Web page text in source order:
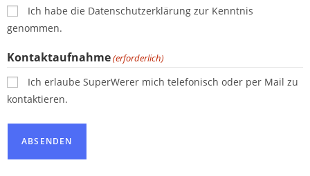
Ich habe die Datenschutzerklärung zur Kenntnis
genommen.
Kontaktaufnahme(erforderlich)
Ich erlaube SuperWerer mich telefonisch oder per Mail zu
kontaktieren.